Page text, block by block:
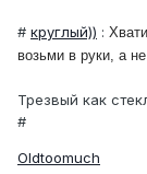
# круглый)) :
возьми в руки, а
Трезвый как
#
Oldtoomuch